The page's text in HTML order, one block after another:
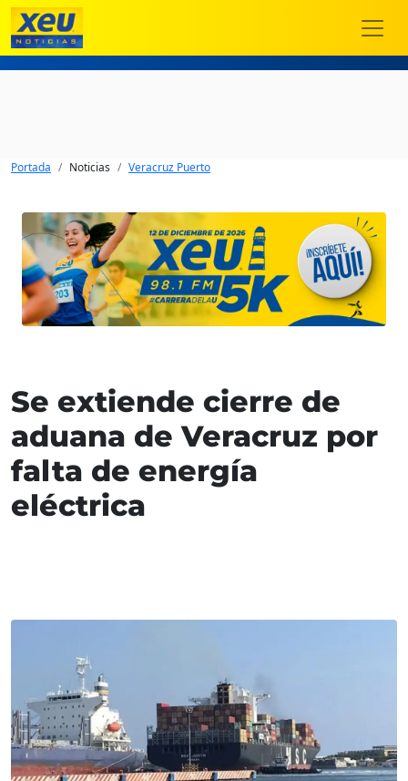
Portada Noticias Veracruz Puerto
Se extiende cierre de
aduana de Veracruz por
falta de energía
eléctrica